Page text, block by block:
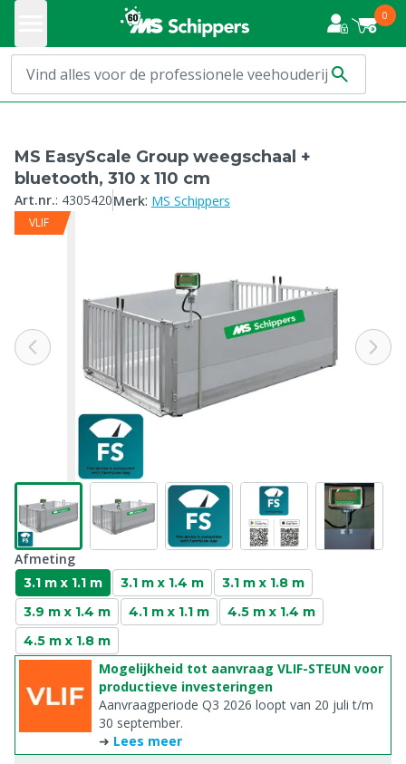
0
MS EasyScale Group weegschaal +
bluetooth, 310 x 110 cm
Art.nr.: 4305420Merk: MS Schippers
VLIF
Afmeting
3.1 m x 1.1 m 3.1 m x 1.4 m
3.1 m x 1.8 m
3.9 m x 1.4 m
4.1 m x 1.1 m
4.5 m x 1.4 m
4.5 m x 1.8 m
Mogelijkheid tot aanvraag VLIF-STEUN voor
productieve investeringen
Aanvraagperiode Q3 2026 loopt van 20 juli t/m
30 september.
➜ Lees meer